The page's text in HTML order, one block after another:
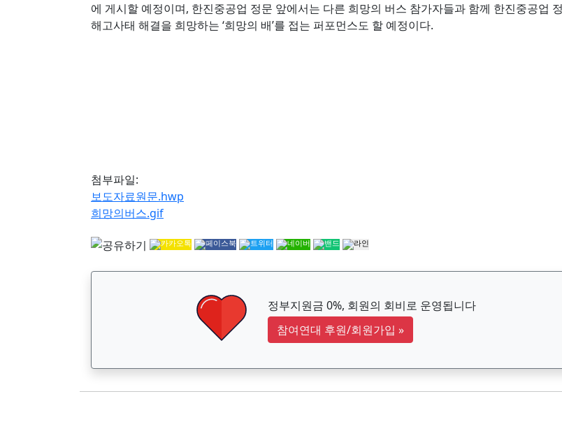
에 게시할 예정이며, 한진중공업 정문 앞에서는 다른 희망의 버스 참가자들과 함께 한진중공업
해고사태 해결을 희망하는 ‘희망의 배’를 접는 퍼포먼스도 할 예정이다.
첨부파일:
보도자료원문.hwp
희망의버스.gif
정부지원금 0%, 회원의 회비로 운영됩니다
참여연대 후원/회원가입 »